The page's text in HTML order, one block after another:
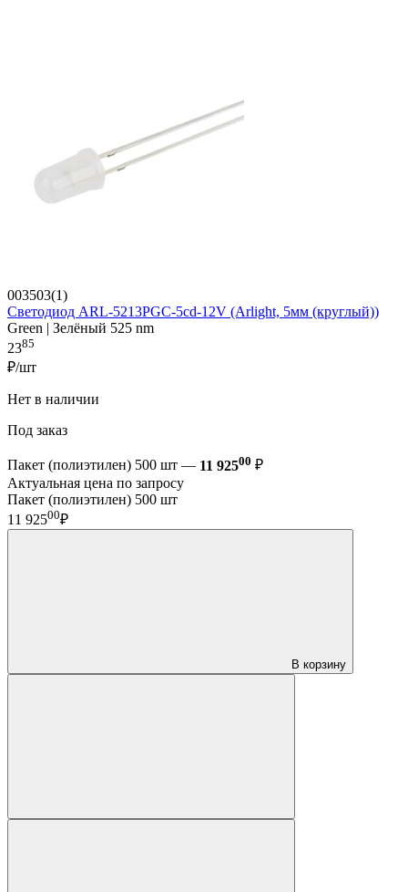
003503(1)
Светодиод ARL-5213PGC-5cd-12V (Arlight, 5мм (круглый))
Green | Зелёный 525 nm
2385
₽/шт
Нет в наличии
Под заказ
Пакет (полиэтилен) 500 шт — 11 92500 ₽
Актуальная цена по запросу
Пакет (полиэтилен) 500 шт
11 92500₽
В корзину